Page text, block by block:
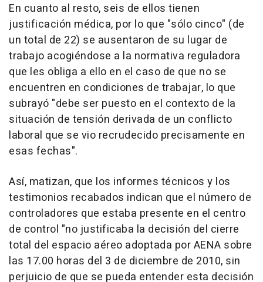
En cuanto al resto, seis de ellos tienen
justificación médica, por lo que "sólo cinco" (de
un total de 22) se ausentaron de su lugar de
trabajo acogiéndose a la normativa reguladora
que les obliga a ello en el caso de que no se
encuentren en condiciones de trabajar, lo que
subrayó "debe ser puesto en el contexto de la
situación de tensión derivada de un conflicto
laboral que se vio recrudecido precisamente en
esas fechas".
Así, matizan, que los informes técnicos y los
testimonios recabados indican que el número de
controladores que estaba presente en el centro
de control "no justificaba la decisión del cierre
total del espacio aéreo adoptada por AENA sobre
las 17.00 horas del 3 de diciembre de 2010, sin
perjuicio de que se pueda entender esta decisión